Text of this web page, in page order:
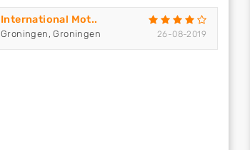
International Mot..
Groningen, Groningen 26-08-2019